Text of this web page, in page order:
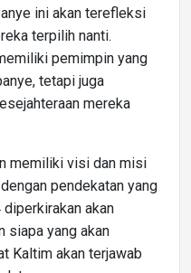
ini akan terefleksi
terpilih nanti.
pemimpin yang
tetapi juga
mereka
memiliki visi dan misi
pendekatan yang
akan
siapa yang akan
Kaltim akan terjawab